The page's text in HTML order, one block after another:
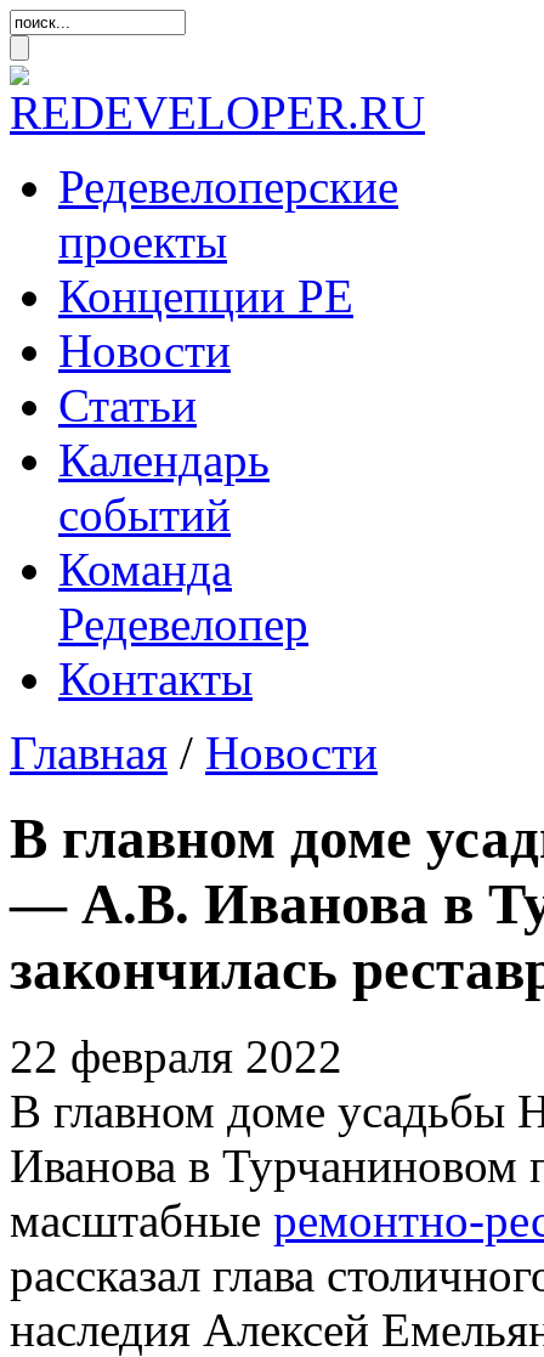
Редевелоперские
проекты
Концепции РЕ
Новости
Статьи
Календарь
событий
Команда
Редевелопер
Контакты
Главная / Новости
В главном доме
— А.В. Иванова в
закончилась
22 февраля 2022
В главном доме
Иванова в Турчаниновом
масштабные ремонтно-
рассказал глава
наследия Алексей